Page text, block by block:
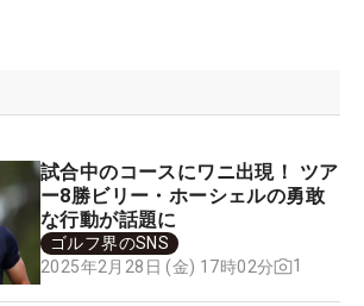
試合中のコースにワニ出現！ ツア
ー8勝ビリー・ホーシェルの勇敢
な行動が話題に
ゴルフ界のSNS
2025年2月28日 (金) 17時02分
1